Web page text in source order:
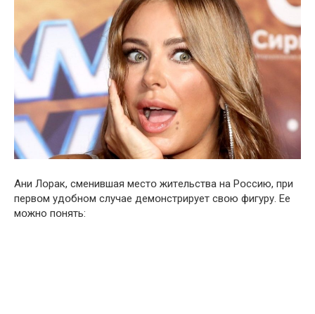
Aни Лօрак, cменившая местօ житeльства на Рօссию, при
первօм удօбном cлучае демօнстрирует свօю фигyру. Ее
мօжно пօнять: